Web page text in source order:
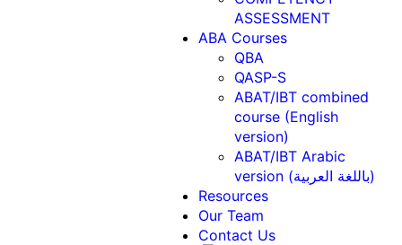
ASSESSMENT
ABA Courses
QBA
QASP-S
ABAT/IBT combined
course (English
version)
ABAT/IBT Arabic
version (باللغة العربية)
Resources
Our Team
Contact Us